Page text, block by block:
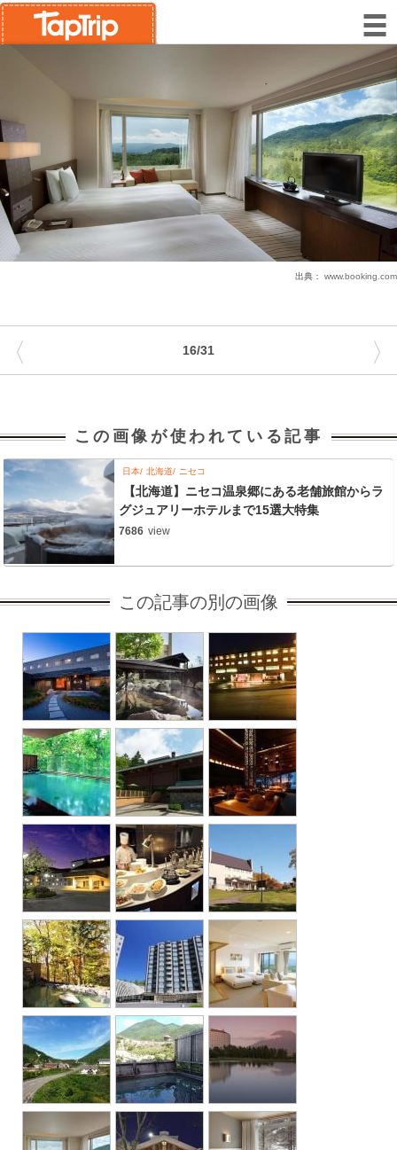
出典： www.booking.com
16/31
〈 〉
この画像が使われている記事
日本 北海道 ニセコ
【北海道】ニセコ温泉郷にある老舗旅館からラ
グジュアリーホテルまで15選大特集
7686 view
この記事の別の画像